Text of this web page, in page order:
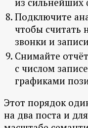
Подключите
чтобы считать
звонки и
Снимайте
с числом
графиками
Этот порядок
на два поста и